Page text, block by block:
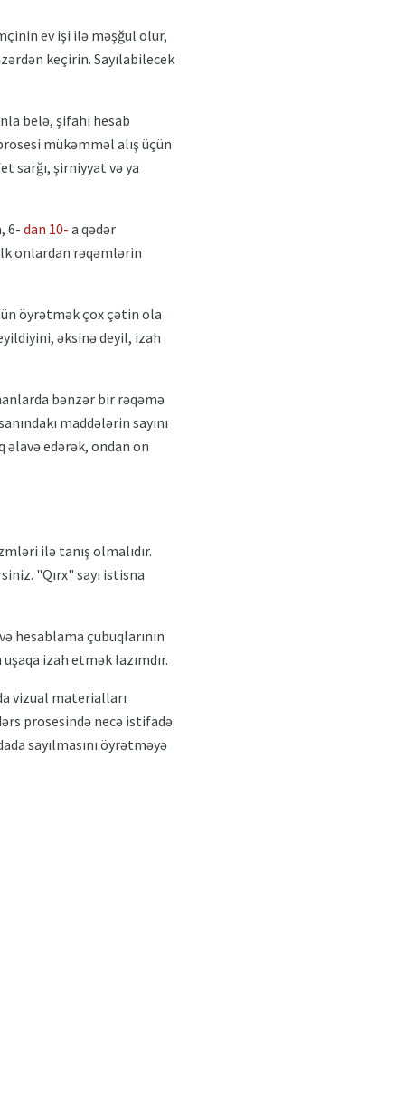
ev işi ilə məşğul olur,
keçirin. Sayılabilecek
belə, şifahi hesab
mükəmməl alış üçün
sarğı, şirniyyat və ya
6- dan 10- a qədər
onlardan rəqəmlərin
öyrətmək çox çətin ola
əksinə deyil, izah
bənzər bir rəqəmə
maddələrin sayını
əlavə edərək, ondan on
ilə tanış olmalıdır.
"Qırx" sayı istisna
hesablama çubuqlarının
izah etmək lazımdır.
vizual materialları
prosesində necə istifadə
sayılmasını öyrətməyə